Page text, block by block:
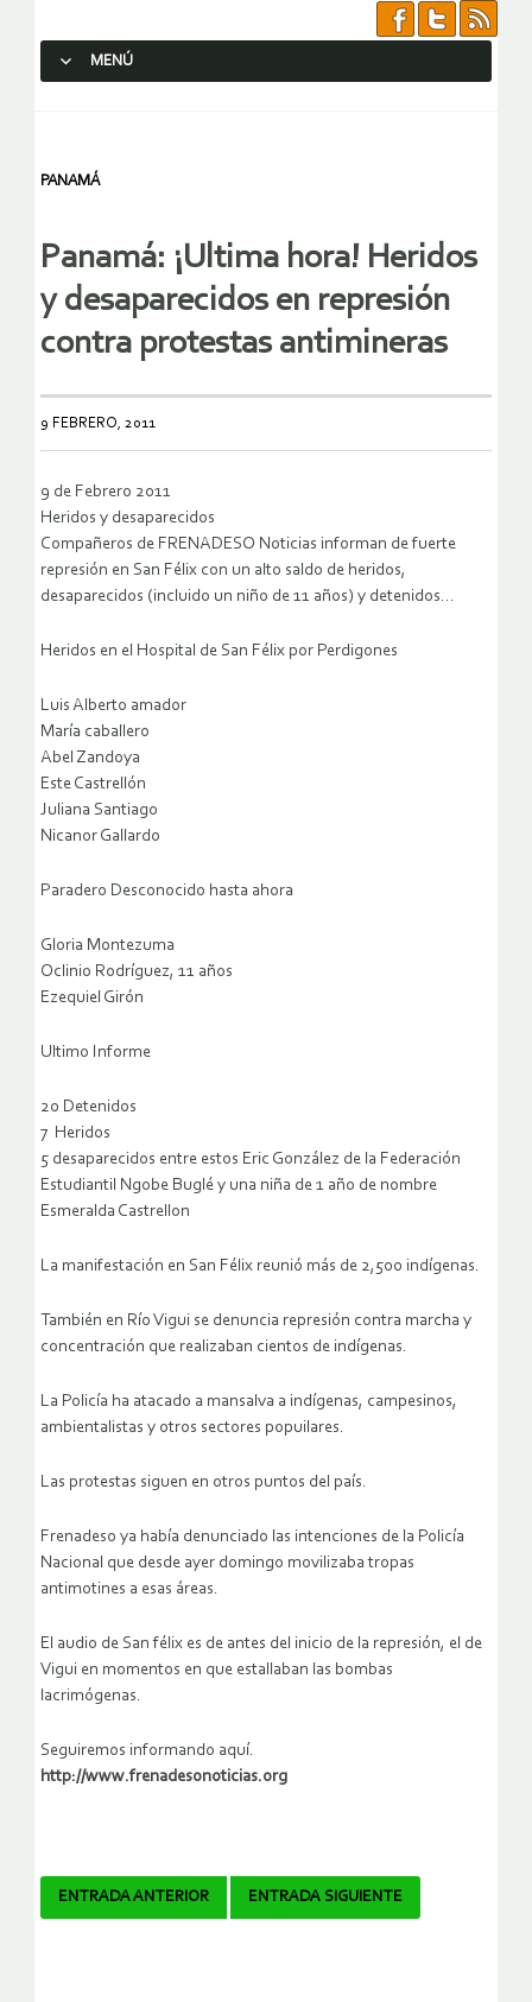
MENÚ
PANAMÁ
Panamá: ¡Ultima hora! Heridos
y desaparecidos en represión
contra protestas antimineras
9 FEBRERO, 2011
9 de Febrero 2011
Heridos y desaparecidos
Compañeros de FRENADESO Noticias informan de fuerte
represión en San Félix con un alto saldo de heridos,
desaparecidos (incluido un niño de 11 años) y detenidos…
Heridos en el Hospital de San Félix por Perdigones
Luis Alberto amador
María caballero
Abel Zandoya
Este Castrellón
Juliana Santiago
Nicanor Gallardo
Paradero Desconocido hasta ahora
Gloria Montezuma
Oclinio Rodríguez, 11 años
Ezequiel Girón
Ultimo Informe
20 Detenidos
7 Heridos
5 desaparecidos entre estos Eric González de la Federación
Estudiantil Ngobe Buglé y una niña de 1 año de nombre
Esmeralda Castrellon
La manifestación en San Félix reunió más de 2,500 indígenas.
También en Río Vigui se denuncia represión contra marcha y
concentración que realizaban cientos de indígenas.
La Policía ha atacado a mansalva a indígenas, campesinos,
ambientalistas y otros sectores popuilares.
Las protestas siguen en otros puntos del país.
Frenadeso ya había denunciado las intenciones de la Policía
Nacional que desde ayer domingo movilizaba tropas
antimotines a esas áreas.
El audio de San félix es de antes del inicio de la represión, el de
Vigui en momentos en que estallaban las bombas
lacrimógenas.
Seguiremos informando aquí.
http://www.frenadesonoticias.org
Navegador
ENTRADA ANTERIOR ENTRADA SIGUIENTE